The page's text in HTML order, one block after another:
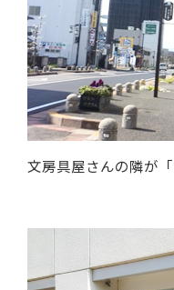
文房具屋さんの隣が